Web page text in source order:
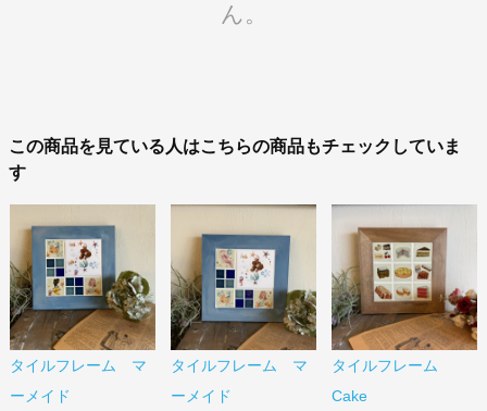
ん。
この商品を見ている人はこちらの商品もチェックしていま
す
タイルフレーム マ
ーメイド
タイルフレーム マ
ーメイド
タイルフレーム
Cake